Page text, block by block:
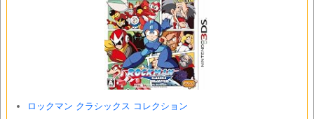
ロックマン クラシックス コレクション